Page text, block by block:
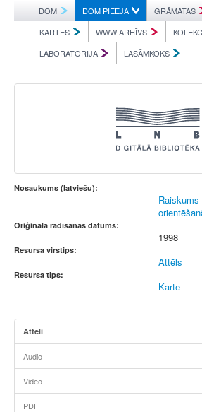
DOM DOM PIEEJA GRĀMATAS
KARTES
WWW ARHĪVS
LABORATORIJA
LASĀMKOKS
Nosaukums (latviešu):
Raiskums
Oriģināla radīšanas datums:
1998
Resursa virstips:
Attēls
Resursa tips:
Karte
Attēli
Audio
Video
PDF